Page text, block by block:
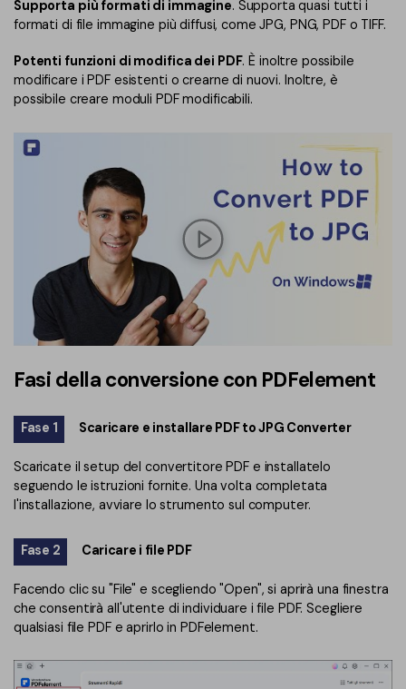
Supporta più formati di immagine. Supporta quasi tutti i
formati di file immagine più diffusi, come JPG, PNG, PDF o TIFF.
Potenti funzioni di modifica dei PDF. È inoltre possibile
modificare i PDF esistenti o crearne di nuovi. Inoltre, è
possibile creare moduli PDF modificabili.
Fasi della conversione con PDFelement
Fase 1 Scaricare e installare PDF to JPG Converter
Scaricate il setup del convertitore PDF e installatelo
seguendo le istruzioni fornite. Una volta completata
l'installazione, avviare lo strumento sul computer.
Fase 2 Caricare i file PDF
Facendo clic su "File" e scegliendo "Open", si aprirà una finestra
che consentirà all'utente di individuare i file PDF. Scegliere
qualsiasi file PDF e aprirlo in PDFelement.